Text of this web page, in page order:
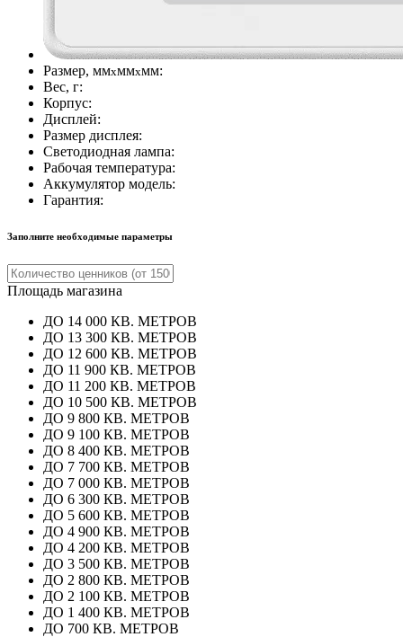
Размер, ммхммxмм:
Вес, г:
Корпус:
Дисплей:
Размер дисплея:
Светодиодная лампа:
Рабочая температура:
Аккумулятор модель:
Гарантия:
Заполните необходимые параметры
Площадь магазина
ДО 14 000 КВ. МЕТРОВ
ДО 13 300 КВ. МЕТРОВ
ДО 12 600 КВ. МЕТРОВ
ДО 11 900 КВ. МЕТРОВ
ДО 11 200 КВ. МЕТРОВ
ДО 10 500 КВ. МЕТРОВ
ДО 9 800 КВ. МЕТРОВ
ДО 9 100 КВ. МЕТРОВ
ДО 8 400 КВ. МЕТРОВ
ДО 7 700 КВ. МЕТРОВ
ДО 7 000 КВ. МЕТРОВ
ДО 6 300 КВ. МЕТРОВ
ДО 5 600 КВ. МЕТРОВ
ДО 4 900 КВ. МЕТРОВ
ДО 4 200 КВ. МЕТРОВ
ДО 3 500 КВ. МЕТРОВ
ДО 2 800 КВ. МЕТРОВ
ДО 2 100 КВ. МЕТРОВ
ДО 1 400 КВ. МЕТРОВ
ДО 700 КВ. МЕТРОВ